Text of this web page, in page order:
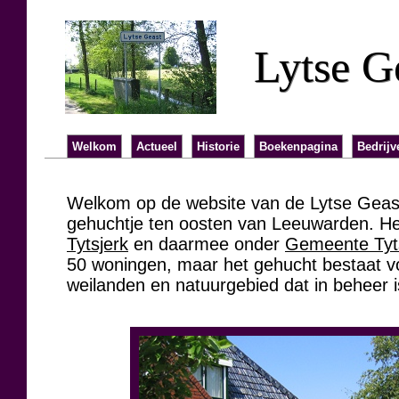
Lytse
Welkom Actueel Historie Boekenpagina
Welkom op de website van de Lytse
gehuchtje ten oosten van Leeuwarden.
Tytsjerk en daarmee onder Gemeente
50 woningen, maar het gehucht bestaat
weilanden en natuurgebied dat in beheer